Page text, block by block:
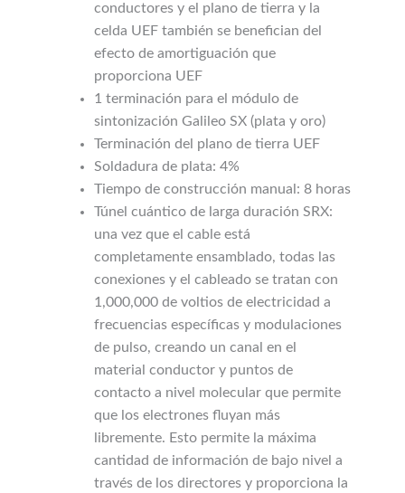
conductores y el plano de tierra y la
celda UEF también se benefician del
efecto de amortiguación que
proporciona UEF
1 terminación para el módulo de
sintonización Galileo SX (plata y oro)
Terminación del plano de tierra UEF
Soldadura de plata: 4%
Tiempo de construcción manual: 8 horas
Túnel cuántico de larga duración SRX:
una vez que el cable está
completamente ensamblado, todas las
conexiones y el cableado se tratan con
1,000,000 de voltios de electricidad a
frecuencias específicas y modulaciones
de pulso, creando un canal en el
material conductor y puntos de
contacto a nivel molecular que permite
que los electrones fluyan más
libremente. Esto permite la máxima
cantidad de información de bajo nivel a
través de los directores y proporciona la